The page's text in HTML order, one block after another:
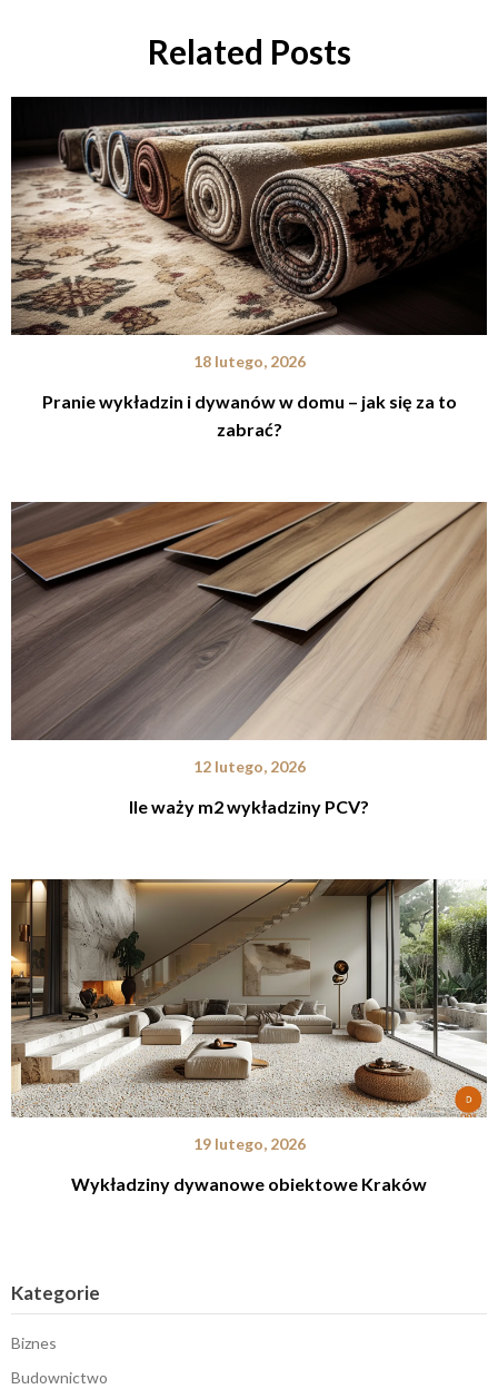
Related Posts
18 lutego, 2026
Pranie wykładzin i dywanów w domu – jak się za to
zabrać?
12 lutego, 2026
Ile waży m2 wykładziny PCV?
19 lutego, 2026
Wykładziny dywanowe obiektowe Kraków
Kategorie
Biznes
Budownictwo